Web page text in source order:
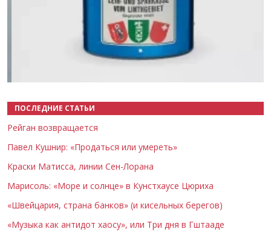
ПОСЛЕДНИЕ СТАТЬИ
Рейган возвращается
Павел Кушнир: «Продаться или умереть»
Краски Матисса, линии Сен-Лорана
Марисоль: «Море и солнце» в Кунстхаусе Цюриха
«Швейцария, страна банков» (и кисельных берегов)
«Музыка как антидот хаосу», или Три дня в Гштааде